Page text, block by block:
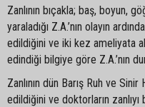
Zanlının bıçakla; baş, boyun,
yaraladığı Z.A.’nın olayın
edildiğini ve iki kez ameliyata
edindiği bilgiye göre Z.A.’nın
Zanlının dün Barış Ruh ve
edildiğini ve doktorların